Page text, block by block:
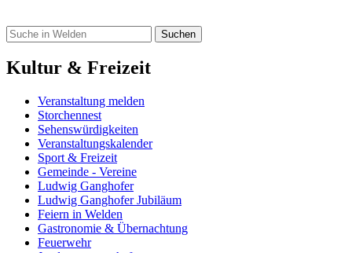
Kultur & Freizeit
Veranstaltung melden
Storchennest
Sehenswürdigkeiten
Veranstaltungskalender
Sport & Freizeit
Gemeinde - Vereine
Ludwig Ganghofer
Ludwig Ganghofer Jubiläum
Feiern in Welden
Gastronomie & Übernachtung
Feuerwehr